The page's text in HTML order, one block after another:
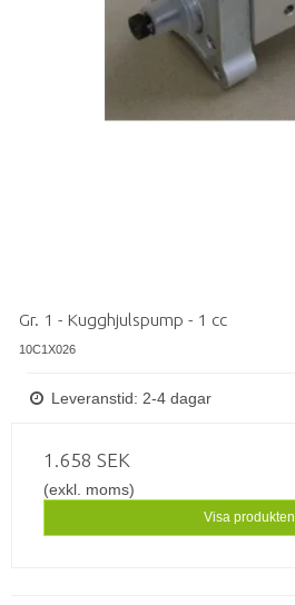
Gr. 1 - Kugghjulspump - 1 cc
10C1X026
Leveranstid: 2-4 dagar
1.658 SEK
(exkl. moms)
Visa produkten